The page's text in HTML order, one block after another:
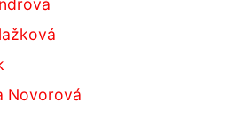
Novorová